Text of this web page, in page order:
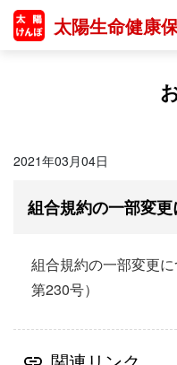
Skip
太陽生命健康
2021年03月04日
組合規約の一部変更
組合規約の一部変更
第230号）